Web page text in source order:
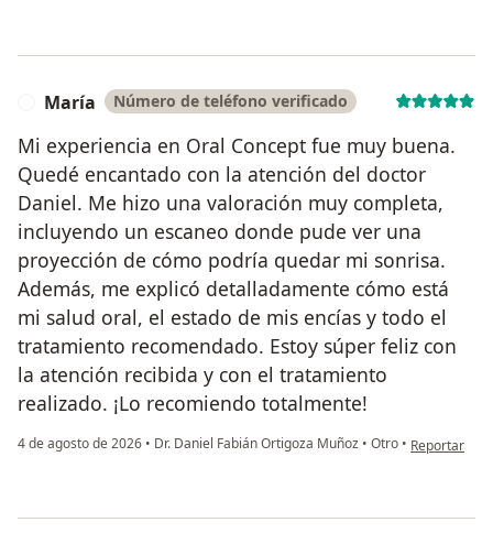
María Número de teléfono verificado
Mi experiencia en Oral Concept fue muy buena.
Quedé encantado con la atención del doctor
Daniel. Me hizo una valoración muy completa,
incluyendo un escaneo donde pude ver una
proyección de cómo podría quedar mi sonrisa.
Además, me explicó detalladamente cómo está
mi salud oral, el estado de mis encías y todo el
tratamiento recomendado. Estoy súper feliz con
la atención recibida y con el tratamiento
realizado. ¡Lo recomiendo totalmente!
4 de agosto de 2026 • Dr. Daniel Fabián Ortigoza Muñoz • Otro • en opinión
Reportar